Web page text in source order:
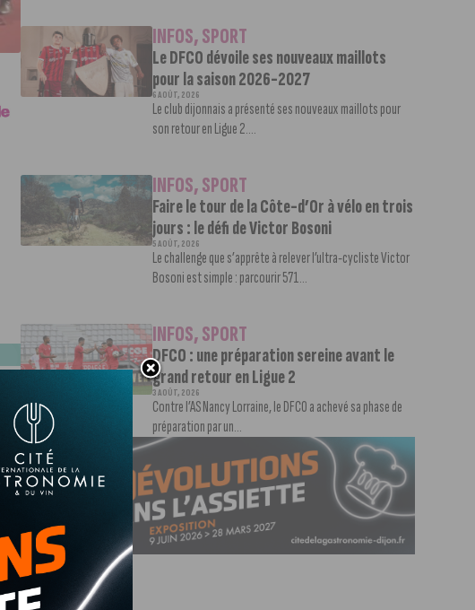
INFOS,SPORT
Le DFCO dévoile ses nouveaux maillots
pour la saison 2026-2027
6 AOÛT, 2026
Le club dijonnais a présenté ses nouveaux maillots pour
son retour en Ligue 2....
INFOS,SPORT
Faire le tour de la Côte-d’Or à vélo en trois
jours : le défi de Victor Bosoni
5 AOÛT, 2026
Le challenge que s’apprête à relever l’ultra-cycliste Victor
Bosoni est simple : parcourir 571...
INFOS,SPORT
DFCO : une préparation sereine avant le
grand retour en Ligue 2
3 AOÛT, 2026
Contre l’AS Nancy Lorraine, le DFCO a achevé sa phase de
préparation par un...